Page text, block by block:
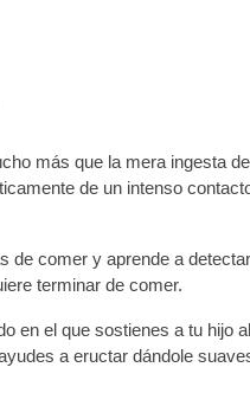
más que la mera ingesta
de un intenso
de comer y aprende a
terminar de comer.
en el que sostienes a tu hijo
a eructar dándole